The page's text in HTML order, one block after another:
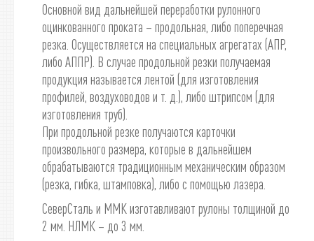
Основной вид дальнейшей переработки рулонного
оцинкованного проката – продольная, либо поперечная
резка. Осуществляется на специальных агрегатах (АПР,
либо АППР). В случае продольной резки получаемая
продукция называется лентой (для изготовления
профилей, воздуховодов и т. д.), либо штрипсом (для
изготовления труб).
При продольной резке получаются карточки
произвольного размера, которые в дальнейшем
обрабатываются традиционным механическим образом
(резка, гибка, штамповка), либо с помощью лазера.
СеверСталь и ММК изготавливают рулоны толщиной до
2 мм. НЛМК – до 3 мм.